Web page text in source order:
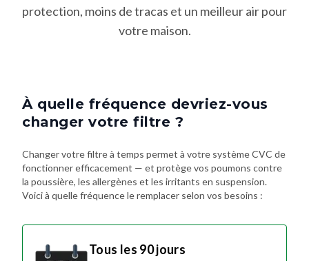
protection, moins de tracas et un meilleur air pour
votre maison.
À quelle fréquence devriez-vous
changer votre filtre ?
Changer votre filtre à temps permet à votre système CVC de
fonctionner efficacement — et protège vos poumons contre
la poussière, les allergènes et les irritants en suspension.
Voici à quelle fréquence le remplacer selon vos besoins :
Tous les 90 jours